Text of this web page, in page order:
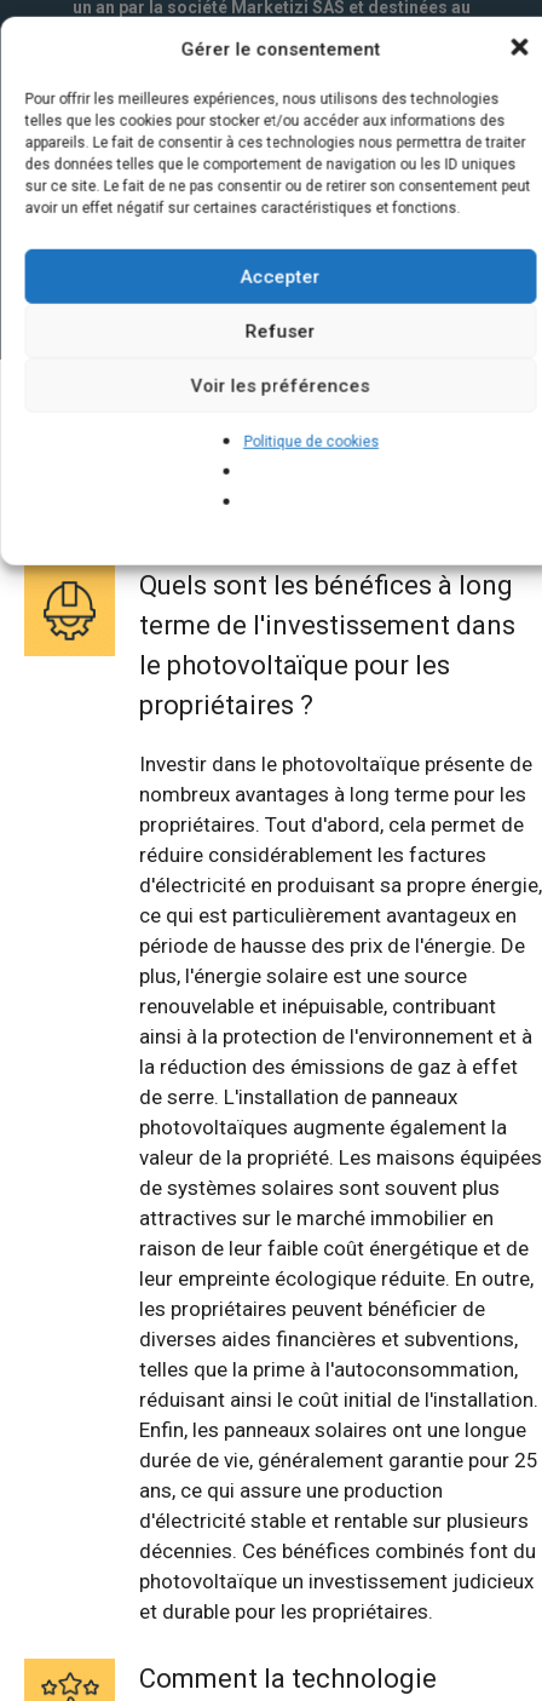
Gérer le consentement
Pour offrir les meilleures expériences, nous utilisons des technologies
telles que les cookies pour stocker et/ou accéder aux informations des
appareils. Le fait de consentir à ces technologies nous permettra de traiter
des données telles que le comportement de navigation ou les ID uniques
sur ce site. Le fait de ne pas consentir ou de retirer son consentement peut
avoir un effet négatif sur certaines caractéristiques et fonctions.
Accepter
Refuser
Voir les préférences
Politique de cookies
un an par la société Marketizi SAS et destinées au
Quelques infos sur nos centrales
solaires : questions et réponses
Quels sont les bénéfices à long
terme de l'investissement dans
le photovoltaïque pour les
propriétaires ?
Investir dans le photovoltaïque présente de
nombreux avantages à long terme pour les
propriétaires. Tout d'abord, cela permet de
réduire considérablement les factures
d'électricité en produisant sa propre énergie,
ce qui est particulièrement avantageux en
période de hausse des prix de l'énergie. De
plus, l'énergie solaire est une source
renouvelable et inépuisable, contribuant
ainsi à la protection de l'environnement et à
la réduction des émissions de gaz à effet
de serre. L'installation de panneaux
photovoltaïques augmente également la
valeur de la propriété. Les maisons équipées
de systèmes solaires sont souvent plus
attractives sur le marché immobilier en
raison de leur faible coût énergétique et de
leur empreinte écologique réduite. En outre,
les propriétaires peuvent bénéficier de
diverses aides financières et subventions,
telles que la prime à l'autoconsommation,
réduisant ainsi le coût initial de l'installation.
Enfin, les panneaux solaires ont une longue
durée de vie, généralement garantie pour 25
ans, ce qui assure une production
d'électricité stable et rentable sur plusieurs
décennies. Ces bénéfices combinés font du
photovoltaïque un investissement judicieux
et durable pour les propriétaires.
Comment la technologie